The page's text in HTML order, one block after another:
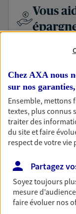
Vous
fructifier votre
Assurance vie,
En procédant à
aidons à
trouvons des
vie, placements…
retraite
Chez AXA nous
sur nos
Ensemble, mettons
textes, plus connus
traiter des
du site et faire
respect de votre vie
Partagez
Soyez toujours
mesure
faire évoluer nos